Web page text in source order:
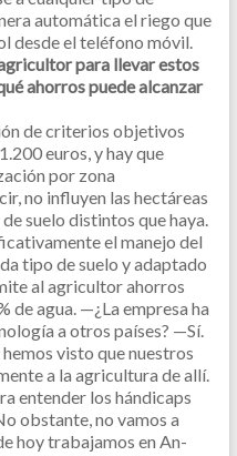
automática el riego que
desde el teléfono móvil.
para llevar estos
ahorros puede alcanzar
de criterios objetivos
euros, y hay que
por zona
no influyen las hectáreas
suelo distintos que haya.
el manejo del
tipo de suelo y adaptado
al agricultor ahorros
de agua. —¿La empresa ha
a otros países? —Sí.
visto que nuestros
a la agricultura de allí.
entender los hándicaps
obstante, no vamos a
hoy trabajamos en An-